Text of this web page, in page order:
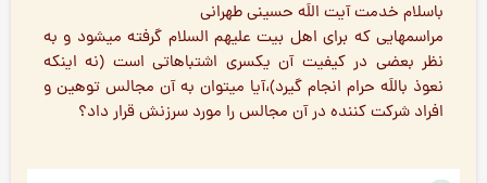
باسلام خدمت آیت اللَه حسینی طهرانی
مراسمهایی که برای اهل بیت علیهم السلام گرفته میشود و به
نظر بعضی در کیفیت آن یکسری اشتباهاتی است (نه اینکه
نعوذ باللَه حرام انجام گیرد)،آیا میتوان به آن مجالس توهین و
افراد شرکت کننده در آن مجالس را مورد سرزنش قرار داد؟